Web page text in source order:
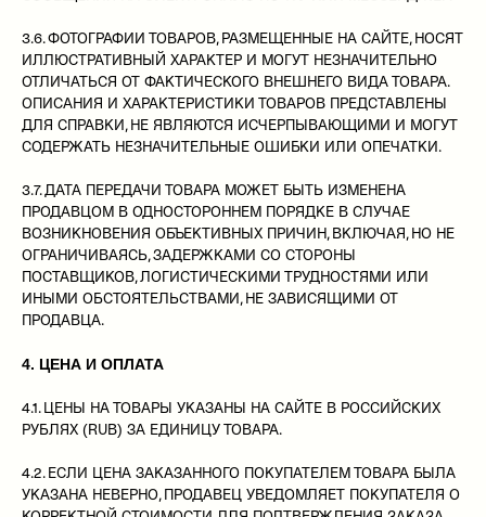
3.6. ФОТОГРАФИИ ТОВАРОВ, РАЗМЕЩЕННЫЕ НА САЙТЕ, НОСЯТ
ИЛЛЮСТРАТИВНЫЙ ХАРАКТЕР И МОГУТ НЕЗНАЧИТЕЛЬНО
ОТЛИЧАТЬСЯ ОТ ФАКТИЧЕСКОГО ВНЕШНЕГО ВИДА ТОВАРА.
ОПИСАНИЯ И ХАРАКТЕРИСТИКИ ТОВАРОВ ПРЕДСТАВЛЕНЫ
ДЛЯ СПРАВКИ, НЕ ЯВЛЯЮТСЯ ИСЧЕРПЫВАЮЩИМИ И МОГУТ
СОДЕРЖАТЬ НЕЗНАЧИТЕЛЬНЫЕ ОШИБКИ ИЛИ ОПЕЧАТКИ.
3.7. ДАТА ПЕРЕДАЧИ ТОВАРА МОЖЕТ БЫТЬ ИЗМЕНЕНА
ПРОДАВЦОМ В ОДНОСТОРОННЕМ ПОРЯДКЕ В СЛУЧАЕ
ВОЗНИКНОВЕНИЯ ОБЪЕКТИВНЫХ ПРИЧИН, ВКЛЮЧАЯ, НО НЕ
ОГРАНИЧИВАЯСЬ, ЗАДЕРЖКАМИ СО СТОРОНЫ
ПОСТАВЩИКОВ, ЛОГИСТИЧЕСКИМИ ТРУДНОСТЯМИ ИЛИ
ИНЫМИ ОБСТОЯТЕЛЬСТВАМИ, НЕ ЗАВИСЯЩИМИ ОТ
ПРОДАВЦА.
4. ЦЕНА И ОПЛАТА
4.1. ЦЕНЫ НА ТОВАРЫ УКАЗАНЫ НА САЙТЕ В РОССИЙСКИХ
РУБЛЯХ (RUB) ЗА ЕДИНИЦУ ТОВАРА.
4.2. ЕСЛИ ЦЕНА ЗАКАЗАННОГО ПОКУПАТЕЛЕМ ТОВАРА БЫЛА
УКАЗАНА НЕВЕРНО, ПРОДАВЕЦ УВЕДОМЛЯЕТ ПОКУПАТЕЛЯ О